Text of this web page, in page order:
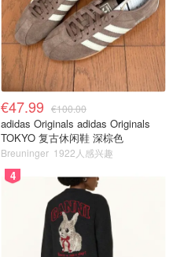
€47.99 €100.00
adidas Originals adidas Originals
TOKYO 复古休闲鞋 深棕色
Breuninger 1922人感兴趣
4